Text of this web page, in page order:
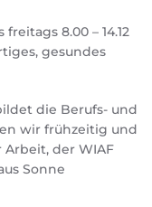
8.00 – 14.12
gesundes
die Berufs- und
wir frühzeitig und
der WIAF
Sonne